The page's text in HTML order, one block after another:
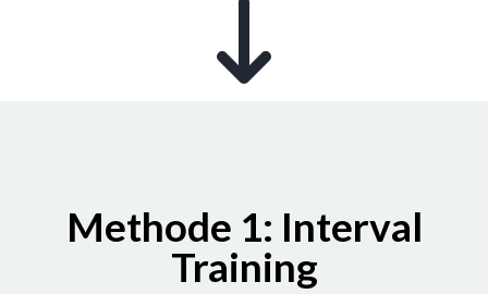
Methode 1: Interval
Training